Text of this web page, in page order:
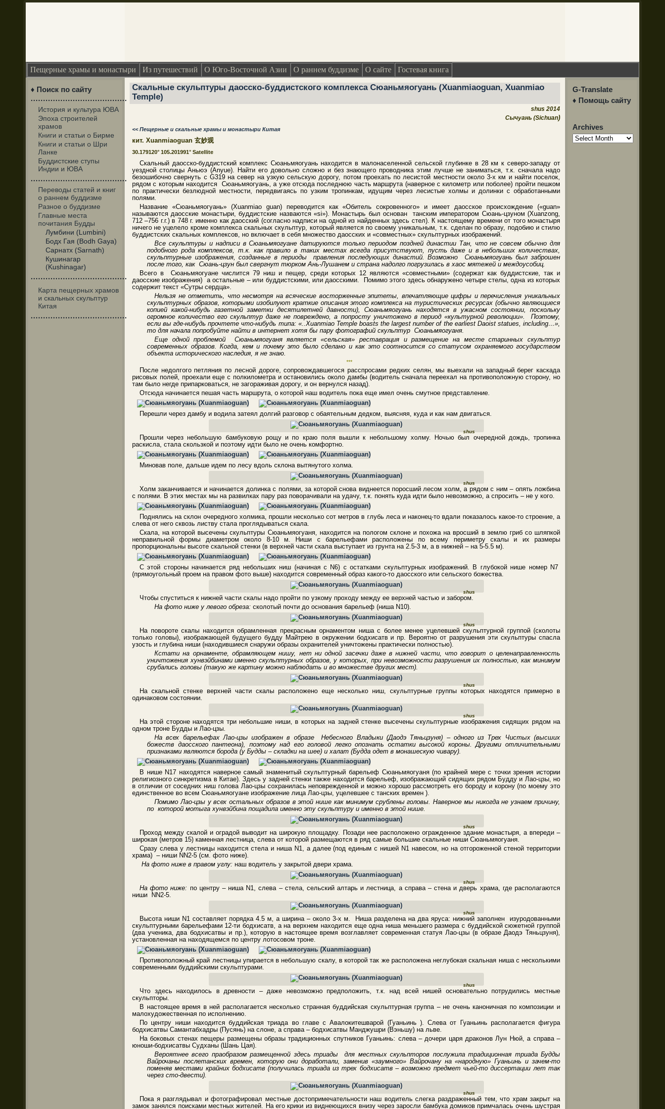
Пещерные храмы и монастыри Из путешествий О Юго-Восточной Азии О раннем буддизме О сайте Гостевая книга
♦ Поиск по сайту
·······································
История и культура ЮВА
Эпоха строителей
храмов
Книги и статьи о Бирме
Книги и статьи о Шри
Ланке
Буддистские ступы
Индии и ЮВА
·······································
Переводы статей и книг
о раннем буддизме
Разное о буддизме
Главные места
почитания Будды
Лумбини (Lumbini)
Бодх Гая (Bodh Gaya)
Сарнатх (Sarnath)
Кушинагар
(Kushinagar)
·······································
Карта пещерных храмов
и скальных скульптур
Китая
·······································
Скальные скульптуры даосско-буддистского комплекса Сюаньмяогуань (Xuanmiaoguan, Xuanmiao
Temple)
shus 2014
Сычуань (Sichuan)
<< Пещерные и скальные храмы и монастыри Китая
кит. Xuanmiaoguan 玄妙观
30.179120° 105.201991° Satellite
Скальный даосско-буддистский комплекс Сюаньмяогуань находится в малонаселенной сельской глубинке в 28 км к северо-западу от
уездной столицы Аньюэ (Anyue). Найти его довольно сложно и без знающего проводника этим лучше не заниматься, т.к. сначала надо
безошибочно свернуть с G319 на север на узкую сельскую дорогу, потом проехать по лесистой местности около 3-х км и найти поселок,
рядом с которым находится Сюаньмяогуань, а уже отсюда последнюю часть маршрута (наверное с километр или поболее) пройти пешком
по практически безлюдной местности, передвигаясь по узким тропинкам, идущим через лесистые холмы и долинки с обработанными
полями.
Название «Сюаньмяогуань» (Xuanmiao guan) переводится как «Обитель сокровенного» и имеет даосское происхождение («guan»
называются даосские монастыри, буддистские назваются «si»). Монастырь был основан танским императором Сюань-цзуном (Xuanzong,
712 –756 г.г.) в 748 г. именно как даосский (согласно надписи на одной из найденных здесь стел). К настоящему времени от того монастыря
ничего не уцелело кроме комплекса скальных скульптур, который является по своему уникальным, т.к. сделан по образу, подобию и стилю
буддистских скальных комплексов, но включает в себя множество даосских и «совместных» скульптурных изображений.
Все скульптуры и надписи в Сюаньмяогуане датируются только периодом поздней династии Тан, что не совсем обычно для
подобного рода комплексов, т.к. как правило в таких местах всегда присутствуют, пусть даже и в небольших количествах,
скульптурные изображения, созданные в периоды правления последующих династий. Возможно Сюаньмяогуань был заброшен
после того, как Сюань-цзун был свергнут тюрком Ань-Лушанем и страна надолго погрузилась в хаос мятежей и междоусобиц.
Всего в Сюаньмяогуане числится 79 ниш и пещер, среди которых 12 являются «совместными» (содержат как буддистские, так и
даосские изображения) а остальные – или буддистскими, или даосскими. Помимо этого здесь обнаружено четыре стелы, одна из которых
содержит текст «Сутры сердца».
Нельзя не отметить, что несмотря на всяческие восторженные эпитеты, впечатляющие цифры и перечисления уникальных
скульптурных образов, которыми изобилуют краткие описания этого комплекса на туристических ресурсах (обычно являющиеся
копией какой-нибудь газетной заметки десятилетней давности), Сюаньмяогуань находятся в ужасном состоянии, поскольку
огромное количество его скульптур даже не повреждено, а попросту уничтожено в период «культурной революции». Поэтому,
если вы где-нибудь прочтете что-нибудь типа: «..Xuanmiao Temple boasts the largest number of the earliest Daoist statues, including…»,
то для начала попробуйте найти в интернет хотя бы пару фотографий скульптур Сюаньмяогуаня.
Еще одной проблемой Сюаньмяогуаня является «сельская» реставрация и размещение на месте старинных скульптур
современных образов. Когда, кем и почему это было сделано и как это соотносится со статусом охраняемого государством
объекта исторического наследия, я не знаю.
***
После недолгого петляния по лесной дороге, сопровождавшегося расспросами редких селян, мы выехали на западный берег каскада
рисовых полей, проехали еще с полкилометра и остановились около дамбы (водитель сначала переехал на противоположную сторону, но
там было негде припарковаться, не загораживая дорогу, и он вернулся назад).
Отсюда начинается пешая часть маршрута, о которой наш водитель пока еще имел очень смутное представление.
Перешли через дамбу и водила затеял долгий разговор с обаятельным дедком, выясняя, куда и как нам двигаться.
shus
Прошли через небольшую бамбуковую рощу и по краю поля вышли к небольшому холму. Ночью был очередной дождь, тропинка
раскисла, стала скользкой и поэтому идти было не очень комфортно.
Миновав поле, дальше идем по лесу вдоль склона вытянутого холма.
shus
Холм заканчивается и начинается долинка с полями, за которой снова виднеется поросший лесом холм, а рядом с ним – опять ложбина
с полями. В этих местах мы на развилках пару раз поворачивали на удачу, т.к. понять куда идти было невозможно, а спросить – не у кого.
Поднялись на склон очередного холмика, прошли несколько сот метров в глубь леса и наконец-то вдали показалось какое-то строение, а
слева от него сквозь листву стала проглядываться скала.
Скала, на которой высечены скульптуры Сюаньмяогуаня, находится на пологом склоне и похожа на вросший в землю гриб со шляпкой
неправильной формы диаметром около 8-10 м. Ниши с барельефами расположены по всему периметру скалы и их размеры
пропорциональны высоте скальной стенки (в верхней части скала выступает из грунта на 2.5-3 м, а в нижней – на 5-5.5 м).
С этой стороны начинается ряд небольших ниш (начиная с N6) с остатками скульптурных изображений. В глубокой нише номер N7
(прямоугольный проем на правом фото выше) находится современный образ какого-то даосского или сельского божества.
shus
Чтобы спуститься к нижней части скалы надо пройти по узкому проходу между ее верхней частью и забором.
На фото ниже у левого обреза: сколотый почти до основания барельеф (ниша N10).
shus
На повороте скалы находится обрамленная прекрасным орнаментом ниша с более менее уцелевшей скульптурной группой (сколоты
только головы), изображающей будущего будду Майтрею в окружении бодхисатв и пр. Вероятно от разрушения эти скульптуры спасла
узость и глубина ниши (находившиеся снаружи образы охранителей уничтожены практически полностью).
Кстати на орнаменте, обрамляющем нишу, нет ни одной засечки даже в нижней части, что говорит о целенаправленность
уничтожения хунвэйбинами именно скульптурных образов, у которых, при невозможности разрушения их полностью, как минимум
срубались головы (такую же картину можно наблюдать и во множестве других мест).
shus
На скальной стенке верхней части скалы расположено еще несколько ниш, скульптурные группы которых находятся примерно в
одинаковом состоянии.
shus
На этой стороне находятся три небольшие ниши, в которых на задней стенке высечены скульптурные изображения сидящих рядом на
одном троне Будды и Лао-цзы.
На всех барельефах Лао-цзы изображен в образе Небесного Владыки (Даодэ Тяньцзуня) – одного из Трех Чистых (высших
божеств даосского пантеона), поэтому над его головой легко опознать остатки высокой короны. Другими отличительными
признаками являются борода (у Будды – складки на шее) и халат (Будда одет в монашескую чивару).
В нише N17 находятся наверное самый знаменитый скульптурный барельеф Сюаньмяогуаня (по крайней мере с точки зрения истории
религиозного синкретизма в Китае). Здесь у задней стенки также находится барельеф, изображающий сидящих рядом Будду и Лао-цзы, но
в отличии от соседних ниш голова Лао-цзы сохранилась неповрежденной и можно хорошо рассмотреть его бороду и корону (по моему это
единственное во всем Сюаньмяогуане изображение лица Лао-цзы, уцелевшее с танских времен ).
Помимо Лао-цзы у всех остальных образов в этой нише как минимум срублены головы. Наверное мы никогда не узнаем причину,
по которой мотыга хунвэйбина пощадила именно эту скульптуру и именно в этой нише.
shus
Проход между скалой и оградой выводит на широкую площадку. Позади нее расположено огражденное здание монастыря, а впереди –
широкая (метров 15) каменная лестница, слева от которой размещаются в ряд самые большие скальные ниши Сюаньмяогуаня.
Сразу слева у лестницы находится стела и ниша N1, а далее (под единым с нишей N1 навесом, но на отгороженной стеной территории
храма) – ниши NN2-5 (см. фото ниже).
На фото ниже в правом углу: наш водитель у закрытой двери храма.
shus
На фото ниже: по центру – ниша N1, слева – стела, сельский алтарь и лестница, а справа – стена и дверь храма, где располагаются
ниши NN2-5.
shus
Высота ниши N1 составляет порядка 4.5 м, а ширина – около 3-х м. Ниша разделена на два яруса: нижний заполнен изуродованными
скульптурными барельефами 12-ти бодхисатв, а на верхнем находится еще одна ниша меньшего размера с буддийской сюжетной группой
(два ученика, два бодхисатвы и пр.), которую в настоящее время возглавляет современная статуя Лао-цзы (в образе Даодэ Тяньцзуня),
установленная на находящемся по центру лотосовом троне.
Противоположный край лестницы упирается в небольшую скалу, в которой так же расположена неглубокая скальная ниша с несколькими
современными буддийскими скульптурами.
shus
Что здесь находилось в древности – даже невозможно предположить, т.к. над всей нишей основательно потрудились местные
скульпторы.
В настоящее время в ней располагается несколько странная буддийская скульптурная группа – не очень каноничная по композиции и
малохудожественная по исполнению.
По центру ниши находится буддийская триада во главе с Авалокитешварой (Гуаньинь ). Слева от Гуаньинь располагается фигура
бодхисатвы Самантабхадры (Пусянь) на слоне, а справа – бодхисатвы Манджушри (Вэньшу) на льве.
На боковых стенах пещеры размещены образы традиционных спутников Гуаньинь: слева – дочери царя драконов Лун Нюй, а справа –
юноши-бодхисатвы Судханы (Шань Цая).
Вероятнее всего праобразом размещенной здесь триады для местных скульпторов послужила традиционная триада Будды
Вайрочаны послетанских времен, которую они доработали, заменив «заумного» Вайрочану на «народную» Гуаньинь и зачем-то
поменяв местами крайних бодхисатв (получилась триада из трех бодхисатв – возможно предмет чьей-то диссертации лет так
через сто-двести).
shus
Пока я разглядывал и фотографировал местные достопримечательности наш водитель слегка раздраженный тем, что храм закрыт на
замок занялся поисками местных жителей. На его крики из виднеющихся внизу через заросли бамбука домиков примчалась очень шустрая
G-Translate
♦ Помощь сайту
Archives
Archives